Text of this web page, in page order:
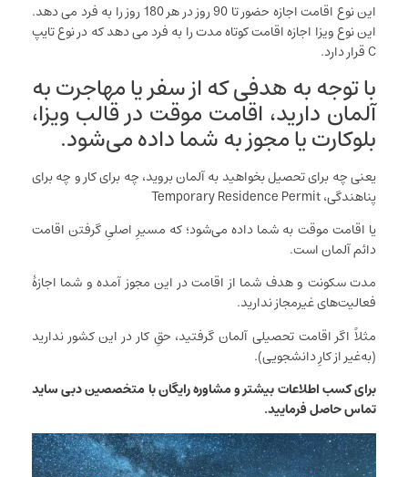
این نوع اقامت اجازه حضور تا 90 روز در هر 180 روز را به فرد می دهد.
این نوع ویزا اجازه اقامت کوتاه مدت را به فرد می دهد که در نوع تایپ
C قرار دارد.
با توجه به هدفی که از سفر یا مهاجرت به
آلمان دارید، اقامت موقت در قالب ویزا،
بلوکارت یا مجوز به شما داده می‌شود.
یعنی چه برای تحصیل بخواهید به آلمان بروید، چه برای کار و چه برای
پناهندگی، Temporary Residence Permit
یا اقامت موقت به شما داده می‌شود؛ که مسیرِ اصلیِ گرفتن اقامت
دائم آلمان است.
مدت سکونت و هدف شما از اقامت در این مجوز آمده و شما اجازۀ
فعالیت‌های غیرمجاز ندارید.
مثلاً اگر اقامت تحصیلی آلمان گرفتید، حقِ کار در این کشور ندارید
(به‌غیر از کارِ دانشجویی).
برای کسب اطلاعات بیشتر و مشاوره رایگان با متخصصین دبی ساید
تماس حاصل فرمایید.